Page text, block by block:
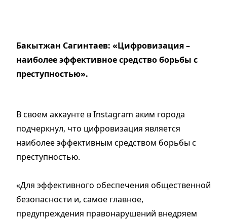
Бакытжан Сагинтаев: «Цифровизация –
наиболее эффективное средство борьбы с
преступностью».
В своем аккаунте в Instagram аким города
подчеркнул, что цифровизация является
наиболее эффективным средством борьбы с
преступностью.
«Для эффективного обеспечения общественной
безопасности и, самое главное,
предупреждения правонарушений внедряем